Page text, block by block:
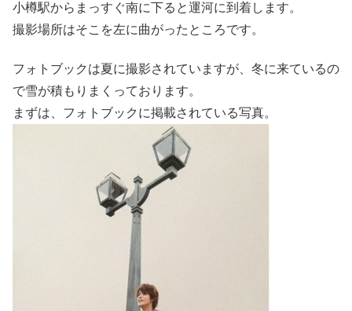
小樽駅からまっすぐ南に下ると運河に到着します。
撮影場所はそこを左に曲がったところです。
フォトブックは夏に撮影されていますが、冬に来ているの
で雪が積もりまくっております。
まずは、フォトブックに掲載されている写真。